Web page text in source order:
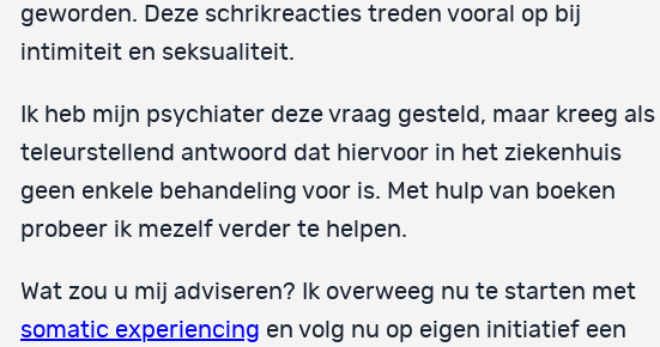
geworden. Deze schrikreacties treden vooral op bij
intimiteit en seksualiteit.
Ik heb mijn psychiater deze vraag gesteld, maar kreeg als
teleurstellend antwoord dat hiervoor in het ziekenhuis
geen enkele behandeling voor is. Met hulp van boeken
probeer ik mezelf verder te helpen.
Wat zou u mij adviseren? Ik overweeg nu te starten met
somatic experiencing en volg nu op eigen initiatief een